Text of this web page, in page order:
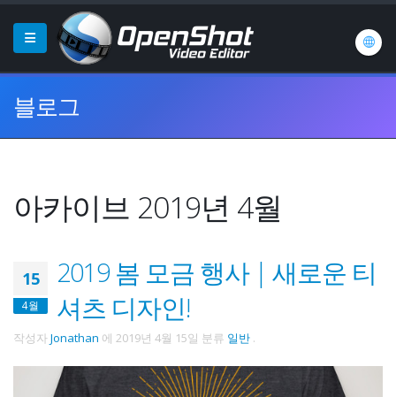
블로그
아카이브 2019년 4월
15
4월
2019 봄 모금 행사 | 새로운 티
셔츠 디자인!
작성자Jonathan 에 2019년 4월 15일 분류 일반 .